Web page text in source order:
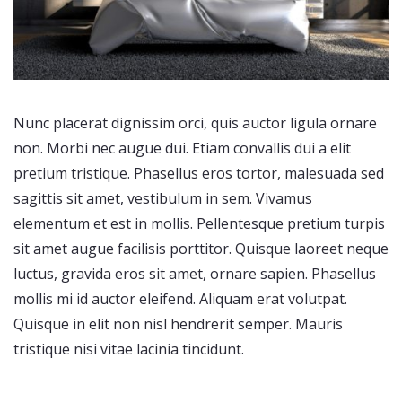
Nunc placerat dignissim orci, quis auctor ligula ornare
non. Morbi nec augue dui. Etiam convallis dui a elit
pretium tristique. Phasellus eros tortor, malesuada sed
sagittis sit amet, vestibulum in sem. Vivamus
elementum et est in mollis. Pellentesque pretium turpis
sit amet augue facilisis porttitor. Quisque laoreet neque
luctus, gravida eros sit amet, ornare sapien. Phasellus
mollis mi id auctor eleifend. Aliquam erat volutpat.
Quisque in elit non nisl hendrerit semper. Mauris
tristique nisi vitae lacinia tincidunt.